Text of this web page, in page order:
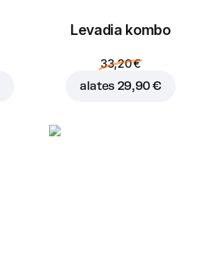
Levadia kombo
33,20 €
alates 29,90 €